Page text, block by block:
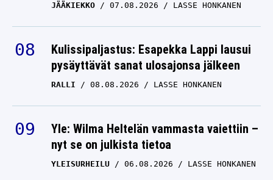
JÄÄKIEKKO 07.08.2026 LASSE HONKANEN
Kulissipaljastus: Esapekka Lappi lausui
pysäyttävät sanat ulosajonsa jälkeen
RALLI 08.08.2026 LASSE HONKANEN
Yle: Wilma Heltelän vammasta vaiettiin –
nyt se on julkista tietoa
YLEISURHEILU 06.08.2026 LASSE HONKANEN